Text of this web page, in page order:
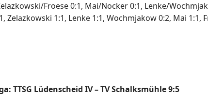
Froese 0:1, Mai/Nocker 0:1, Lenke/
Zelazkowski 1:1, Lenke 1:1, Wochmjakow 0:2, Mai 1:1,
TTSG Lüdenscheid IV – TV Schalksmühle 9:5